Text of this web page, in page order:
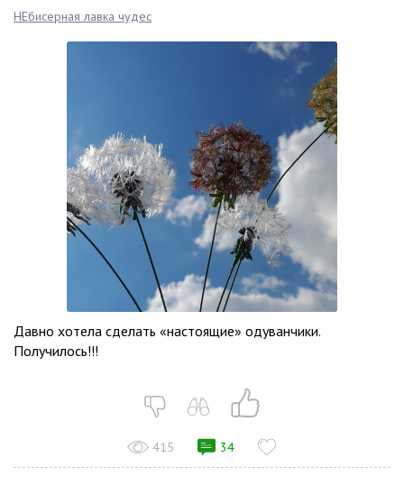
НЕбисерная лавка чудес
Давно хотела сделать «настоящие» одуванчики.
Получилось!!!
415 34